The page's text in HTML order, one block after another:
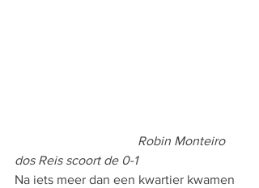
Robin Monteiro
dos Reis scoort de 0-1
Na iets meer dan een kwartier kwamen